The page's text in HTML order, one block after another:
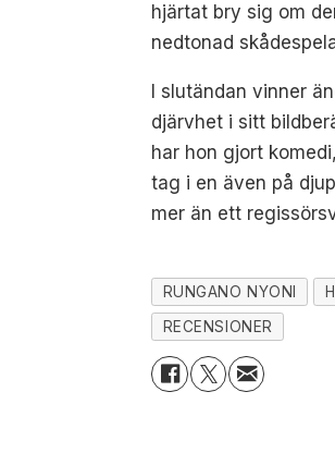
hjärtat bry sig om
nedtonad
I slutändan vinner
djärvhet i sitt
har hon gjort
tag i en även på
mer än ett
RUNGANO NYONI
RECENSIONER